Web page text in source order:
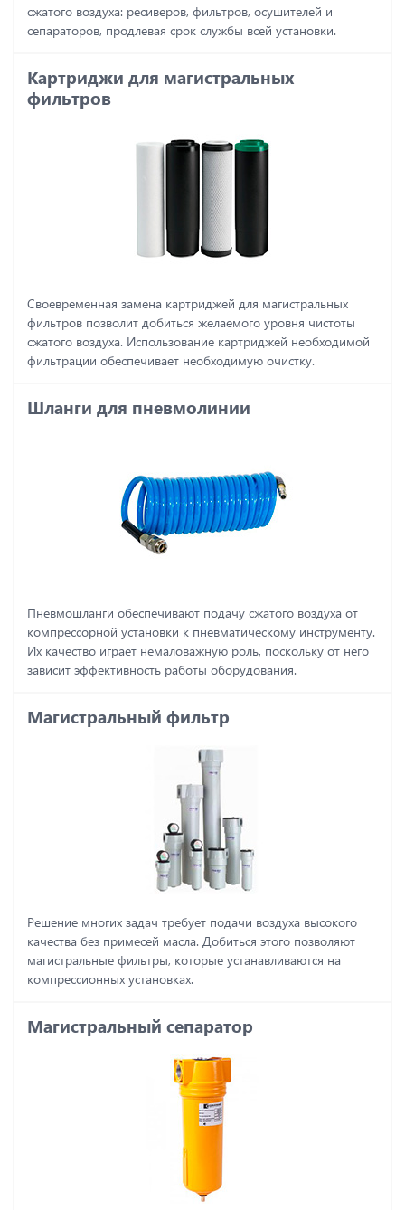
сжатого воздуха: ресиверов, фильтров, осушителей и
сепараторов, продлевая срок службы всей установки.
Картриджи для магистральных
фильтров
Своевременная замена картриджей для магистральных
фильтров позволит добиться желаемого уровня чистоты
сжатого воздуха. Использование картриджей необходимой
фильтрации обеспечивает необходимую очистку.
Шланги для пневмолинии
Пневмошланги обеспечивают подачу сжатого воздуха от
компрессорной установки к пневматическому инструменту.
Их качество играет немаловажную роль, поскольку от него
зависит эффективность работы оборудования.
Магистральный фильтр
Решение многих задач требует подачи воздуха высокого
качества без примесей масла. Добиться этого позволяют
магистральные фильтры, которые устанавливаются на
компрессионных установках.
Магистральный сепаратор